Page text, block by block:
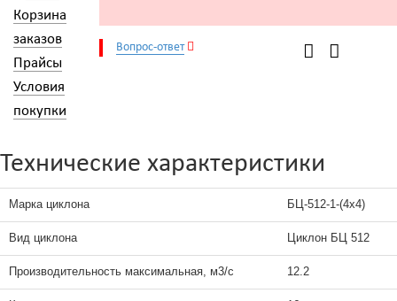
Корзина
заказов
Прайсы
Условия
покупки
Вопрос-ответ
Технические характеристики
Марка циклона БЦ-512-1-(4x4)
Вид циклона Циклон БЦ 512
Производительность максимальная, м3/с 12.2